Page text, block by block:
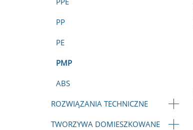
PP
PE
PMP
ABS
ROZWIĄZANIA TECHNICZNE
TWORZYWA DOMIESZKOWANE